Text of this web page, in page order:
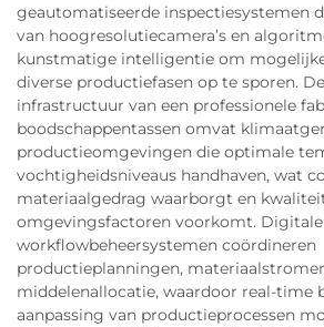
geautomatiseerde inspectiesystemen
van hoogresolutiecamera’s en
kunstmatige intelligentie om
diverse productiefasen op te sporen.
infrastructuur van een professionele
boodschappentassen omvat
productieomgevingen die optimale
vochtigheidsniveaus handhaven, wat
materiaalgedrag waarborgt en
omgevingsfactoren voorkomt. Digitale
workflowbeheersystemen coördineren
productieplanningen,
middelenallocatie, waardoor real-time
aanpassing van productieprocessen